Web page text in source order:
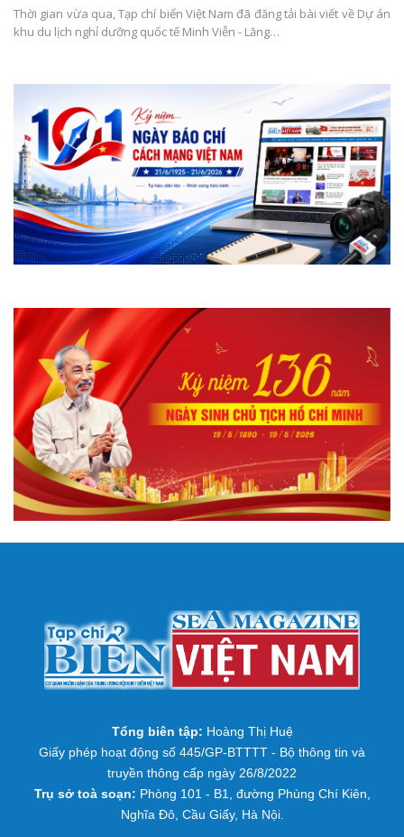
Thời gian vừa qua, Tạp chí biển Việt Nam đã đăng tải bài viết về Dự án
khu du lịch nghỉ dưỡng quốc tế Minh Viễn - Lăng…
Tổng biên tập: Hoàng Thị Huệ
Giấy phép hoạt động số 445/GP-BTTTT - Bộ thông tin và
truyền thông cấp ngày 26/8/2022
Trụ sở toà soạn: Phòng 101 - B1, đường Phùng Chí Kiên,
Nghĩa Đô, Cầu Giấy, Hà Nội.